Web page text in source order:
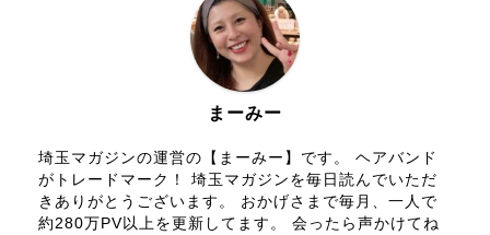
まーみー
埼玉マガジンの運営の【まーみー】です。 ヘアバンド
がトレードマーク！ 埼玉マガジンを毎日読んでいただ
きありがとうございます。 おかげさまで毎月、一人で
約280万PV以上を更新してます。 会ったら声かけてね